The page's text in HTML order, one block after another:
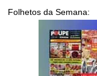
Folhetos da Semana: